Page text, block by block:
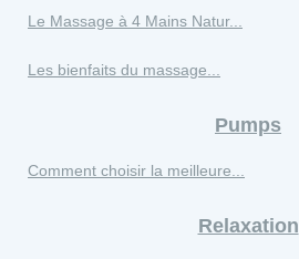
Le Massage à 4 Mains Natur...
Les bienfaits du massage...
Pumps
Comment choisir la meilleure...
Relaxation